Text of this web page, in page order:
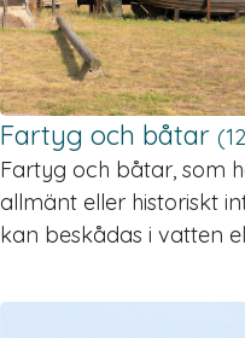
Fartyg och båtar
Fartyg och båtar, som
allmänt eller historiskt
kan beskådas i vatten